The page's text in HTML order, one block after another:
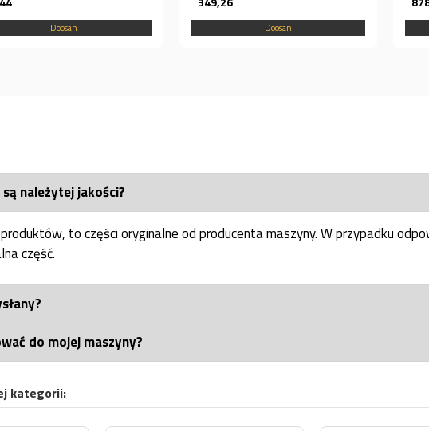
należytej jakości?
to części oryginalne od producenta maszyny. W przypadku
część.
do mojej maszyny?
kategorii: